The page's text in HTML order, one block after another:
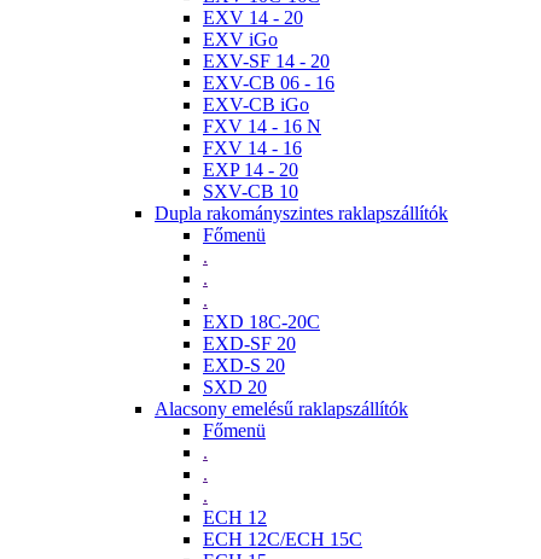
EXV 14 - 20
EXV iGo
EXV-SF 14 - 20
EXV-CB 06 - 16
EXV-CB iGo
FXV 14 - 16 N
FXV 14 - 16
EXP 14 - 20
SXV-CB 10
Dupla rakományszintes raklapszállítók
Főmenü
.
.
.
EXD 18C-20C
EXD-SF 20
EXD-S 20
SXD 20
Alacsony emelésű raklapszállítók
Főmenü
.
.
.
ECH 12
ECH 12C/ECH 15C